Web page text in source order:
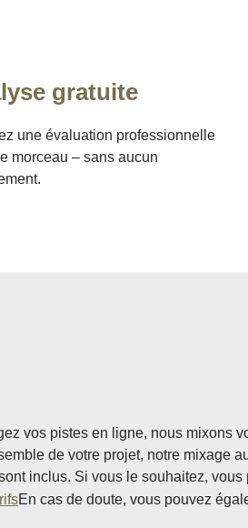
gratuite
une évaluation professionnelle
morceau – sans aucun
vos pistes en ligne, nous mixons
de votre projet, notre mixage
inclus. Si vous le souhaitez,
En cas de doute, vous pouvez